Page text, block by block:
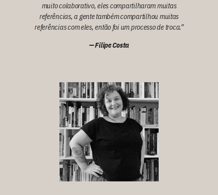
muito colaborativo, eles compartilharam muitas
referências, a gente também compartilhou muitas
referências com eles, então foi um processo de troca.”
— Filipe Costa